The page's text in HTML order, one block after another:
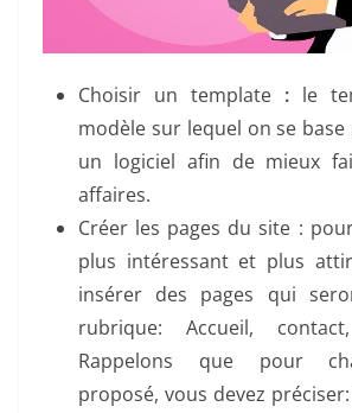
Choisir un template : le
modèle sur lequel on se
un logiciel afin de mieux
affaires.
Créer les pages du site :
plus intéressant et plus
insérer des pages qui
rubrique: Accueil,
Rappelons que pour
proposé, vous devez